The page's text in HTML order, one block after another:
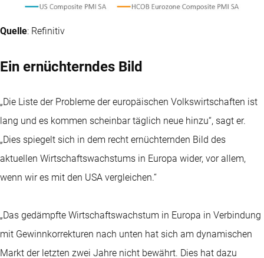
Quelle: Refinitiv
Ein ernüchterndes Bild
„Die Liste der Probleme der europäischen Volkswirtschaften ist
lang und es kommen scheinbar täglich neue hinzu“, sagt er.
„Dies spiegelt sich in dem recht ernüchternden Bild des
aktuellen Wirtschaftswachstums in Europa wider, vor allem,
wenn wir es mit den USA vergleichen.“
„Das gedämpfte Wirtschaftswachstum in Europa in Verbindung
mit Gewinnkorrekturen nach unten hat sich am dynamischen
Markt der letzten zwei Jahre nicht bewährt. Dies hat dazu